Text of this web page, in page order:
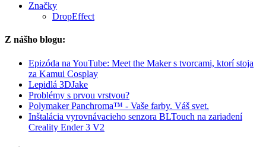
Značky
DropEffect
Z nášho blogu:
Epizóda na YouTube: Meet the Maker s tvorcami, ktorí stoja
za Kamui Cosplay
Lepidlá 3DJake
Problémy s prvou vrstvou?
Polymaker Panchroma™ - Vaše farby. Váš svet.
Inštalácia vyrovnávacieho senzora BLTouch na zariadení
Creality Ender 3 V2